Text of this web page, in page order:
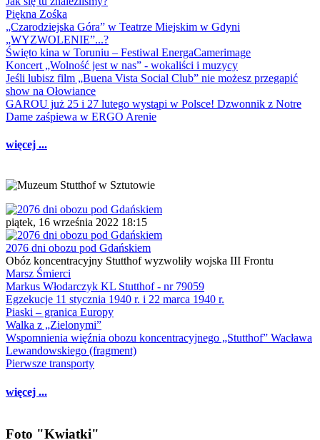
Piękna Zośka
„Czarodziejska Góra” w Teatrze Miejskim w Gdyni
„WYZWOLENIE”...?
Święto kina w Toruniu – Festiwal EnergaCamerimage
Koncert „Wolność jest w nas” - wokaliści i muzycy
Jeśli lubisz film „Buena Vista Social Club” nie możesz przegapić
show na Ołowiance
GAROU już 25 i 27 lutego wystąpi w Polsce! Dzwonnik z Notre
Dame zaśpiewa w ERGO Arenie
więcej ...
piątek, 16 września 2022 18:15
2076 dni obozu pod Gdańskiem
Obóz koncentracyjny Stutthof wyzwoliły wojska III Frontu
Marsz Śmierci
Markus Włodarczyk KL Stutthof - nr 79059
Egzekucje 11 stycznia 1940 r. i 22 marca 1940 r.
Piaski – granica Europy
Walka z „Zielonymi”
Wspomnienia więźnia obozu koncentracyjnego „Stutthof” Wacława
Lewandowskiego (fragment)
Pierwsze transporty
więcej ...
Foto "Kwiatki"